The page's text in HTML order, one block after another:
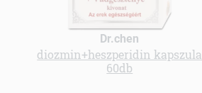
Dr.chen
diozmin+heszperidin kapszula
60db